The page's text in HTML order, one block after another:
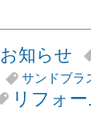
お知らせ
サンドブラ
リフォー